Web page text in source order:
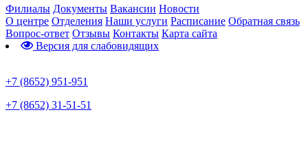
Филиалы Документы Вакансии Новости
О центре Отделения Наши услуги Расписание Обратная связь
Вопрос-ответ Отзывы Контакты Карта сайта
Версия для слабовидящих
+7 (8652) 951-951
+7 (8652) 31-51-51